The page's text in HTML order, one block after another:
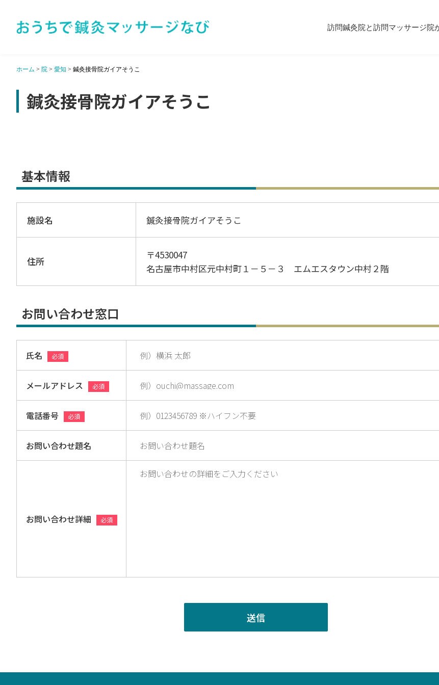
訪問鍼灸院と訪問マッサージ院
ホーム > 院 > 愛知 > 鍼灸接骨院ガイアそうこ
鍼灸接骨院ガイアそうこ
基本情報
施設名 鍼灸接骨院ガイアそうこ
住所
〒4530047
名古屋市中村区元中村町１－５－３ エムエスタウン中村２階
お問い合わせ窓口
氏名 必須
メールアドレス 必須
電話番号 必須
お問い合わせ題名
お問い合わせ詳細 必須